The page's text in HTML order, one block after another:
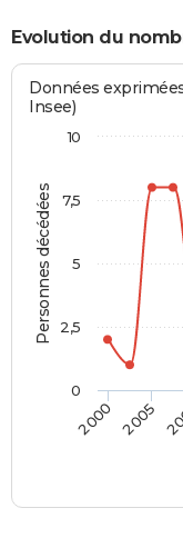
Evolution du
Personnes décédées
Données
Insee)
2000 2005
0
2,5
5
7,5
10